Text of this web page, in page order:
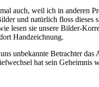
auch, weil ich in
und natürlich floss
lesen sie unsere Bilder-
Handzeichnung.
unbekannte Betrachter
hat sein Geheimnis